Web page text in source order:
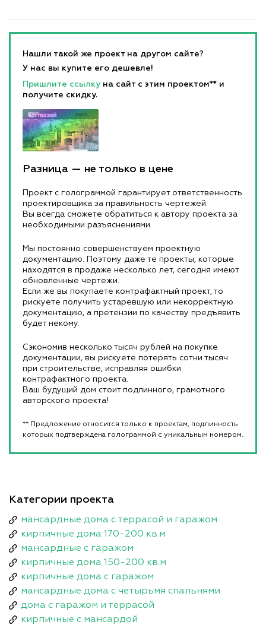
Нашли такой же проект на другом сайте?
У нас вы купите его дешевле!
Пришлите ссылку на сайт с этим проектом** и
получите скидку.
Разница — не только в цене
Проект с голограммой гарантирует ответственность
проектировщика за правильность чертежей.
Вы всегда сможете обратиться к автору проекта за
необходимыми разъяснениями.
Мы постоянно совершенствуем проектную
документацию. Поэтому даже те проекты, которые
находятся в продаже несколько лет, сегодня имеют
обновленные чертежи.
Если же вы покупаете контрафактный проект, то
рискуете получить устаревшую или некорректную
документацию, а претензии по качеству предъявить
будет некому.
Сэкономив несколько тысяч рублей на покупке
документации, вы рискуете потерять сотни тысяч
при строительстве, исправляя ошибки
контрафактного проекта.
Ваш будущий дом стоит подлинного, грамотного
авторского проекта!
** Предложение относится только к проектам, подлинность
которых подтверждена голограммой с уникальным номером.
Категории проекта
мансардные дома с террасой и гаражом
кирпичные дома 170-200 кв.м
мансардные с гаражом
кирпичные дома 150-200 кв.м
кирпичные дома с гаражом
мансардные дома с четырьмя спальнями
дома с гаражом и террасой
кирпичные с мансардой